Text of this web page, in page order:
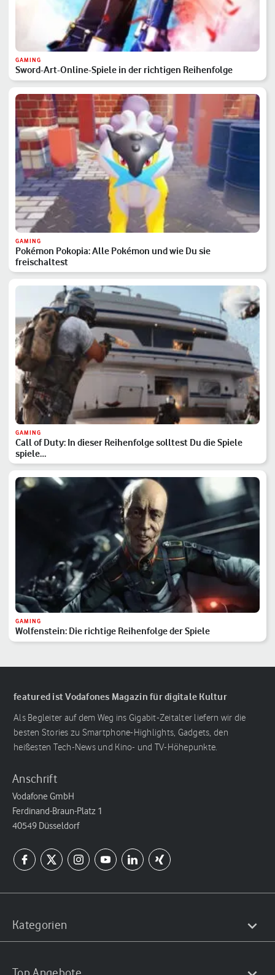
GAMING
Sword-Art-Online-Spiele in der richtigen Reihenfolge
GAMING
Pokémon Pokopia: Alle Pokémon und wie Du sie
freischaltest
GAMING
Call of Duty: In dieser Reihenfolge solltest Du die Spiele
spiele…
GAMING
Wolfenstein: Die richtige Reihenfolge der Spiele
featured ist Vodafones Magazin für digitale Kultur
Als Begleiter auf dem Weg ins Gigabit-Zeitalter liefern wir die
besten Stories zu Smartphone-Highlights, Gadgets, den
heißesten Tech-News und Kino- und TV-Höhepunkte.
Anschrift
Vodafone GmbH
Ferdinand-Braun-Platz 1
40549 Düsseldorf
Kategorien